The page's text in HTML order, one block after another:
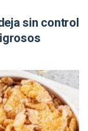
sin control